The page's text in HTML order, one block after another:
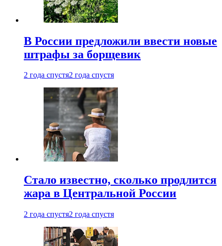
В России предложили ввести новые
штрафы за борщевик
2 года спустя2 года спустя
Стало известно, сколько продлится
жара в Центральной России
2 года спустя2 года спустя